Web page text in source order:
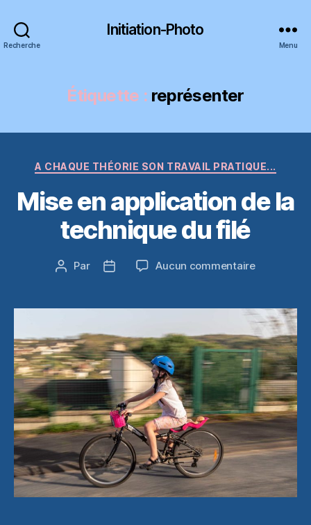
Recherche
Initiation-Photo
Menu
Étiquette : représenter
Catégories
A CHAQUE THÉORIE SON TRAVAIL PRATIQUE...
Mise en application de la
technique du filé
Auteur
Par
Date
Aucun commentairesur
application
de
la
technique
du
filé